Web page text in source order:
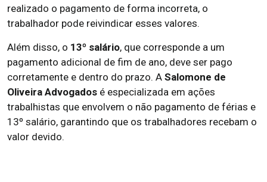
realizado o pagamento de forma incorreta, o
trabalhador pode reivindicar esses valores.
Além disso, o 13º salário, que corresponde a um
pagamento adicional de fim de ano, deve ser pago
corretamente e dentro do prazo. A Salomone de
Oliveira Advogados é especializada em ações
trabalhistas que envolvem o não pagamento de férias e
13º salário, garantindo que os trabalhadores recebam o
valor devido.